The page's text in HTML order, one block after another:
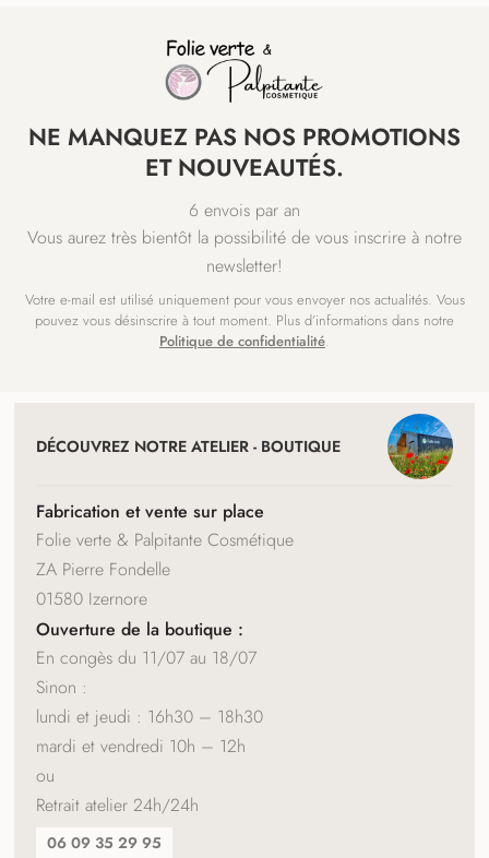
NE MANQUEZ PAS NOS PROMOTIONS
ET NOUVEAUTÉS.
6 envois par an
Vous aurez très bientôt la possibilité de vous inscrire à notre
newsletter!
Votre e-mail est utilisé uniquement pour vous envoyer nos actualités. Vous
pouvez vous désinscrire à tout moment. Plus d’informations dans notre
Politique de confidentialité.
DÉCOUVREZ NOTRE ATELIER - BOUTIQUE
Fabrication et vente sur place
Folie verte & Palpitante Cosmétique
ZA Pierre Fondelle
01580 Izernore
Ouverture de la boutique :
En congès du 11/07 au 18/07
Sinon :
lundi et jeudi : 16h30 – 18h30
mardi et vendredi 10h – 12h
ou
Retrait atelier 24h/24h
06 09 35 29 95